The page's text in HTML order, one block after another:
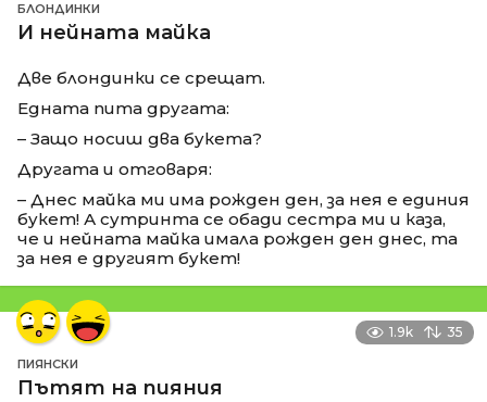
БЛОНДИНКИ
И нейната майка
Две блондинки се срещат.
Едната пита другата:
– Защо носиш два букета?
Другата и отговаря:
– Днес майка ми има рожден ден, за нея е единия
букет! А сутринта се обади сестра ми и каза,
че и нейната майка имала рожден ден днес, та
за нея е другият букет!
1.9k 35
ПИЯНСКИ
Пътят на пияния